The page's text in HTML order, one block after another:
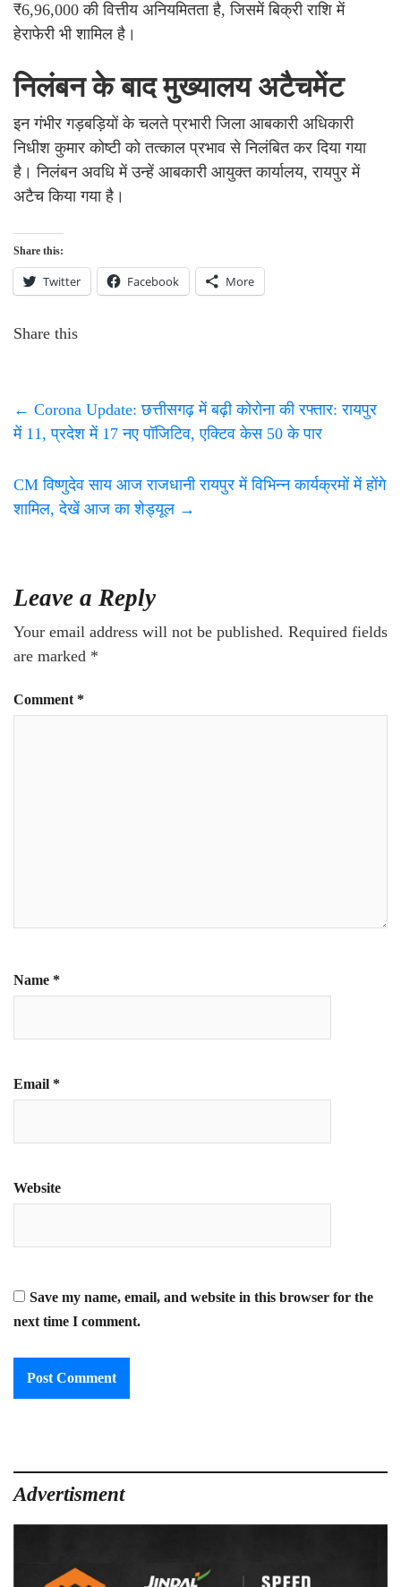
₹6,96,000 की वित्तीय अनियमितता है, जिसमें बिक्री राशि में
हेराफेरी भी शामिल है।
निलंबन के बाद मुख्यालय अटैचमेंट
इन गंभीर गड़बड़ियों के चलते प्रभारी जिला आबकारी अधिकारी
निधीश कुमार कोष्टी को तत्काल प्रभाव से निलंबित कर दिया गया
है। निलंबन अवधि में उन्हें आबकारी आयुक्त कार्यालय, रायपुर में
अटैच किया गया है।
Share this:
Twitter Facebook More
Share this
← Corona Update: छत्तीसगढ़ में बढ़ी कोरोना की रफ्तार: रायपुर
में 11, प्रदेश में 17 नए पॉजिटिव, एक्टिव केस 50 के पार
CM विष्णुदेव साय आज राजधानी रायपुर में विभिन्न कार्यक्रमों में होंगे
शामिल, देखें आज का शेड्यूल →
Leave a Reply
Your email address will not be published. Required fields
are marked *
Comment *
Name *
Email *
Website
Save my name, email, and website in this browser for the
next time I comment.
Advertisment